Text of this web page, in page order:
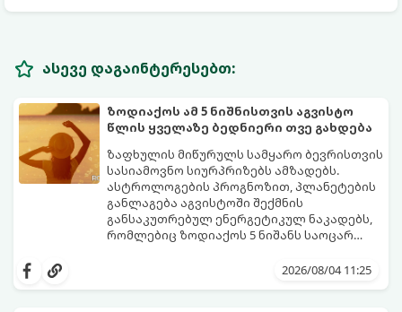
ასევე დაგაინტერესებთ:
ზოდიაქოს ამ 5 ნიშნისთვის აგვისტო
წლის ყველაზე ბედნიერი თვე გახდება
ზაფხულის მიწურულს სამყარო ბევრისთვის
სასიამოვნო სიურპრიზებს ამზადებს.
ასტროლოგების პროგნოზით, პლანეტების
განლაგება აგვისტოში შექმნის
განსაკუთრებულ ენერგეტიკულ ნაკადებს,
რომლებიც ზოდიაქოს 5 ნიშანს საოცარ
ყველაზე ბედნიერი თვე აღმოჩნდება.
2026/08/04 11:25